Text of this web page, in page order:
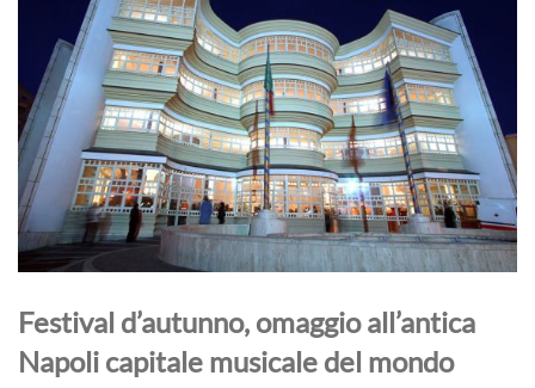
Festival d’autunno, omaggio all’antica
Napoli capitale musicale del mondo